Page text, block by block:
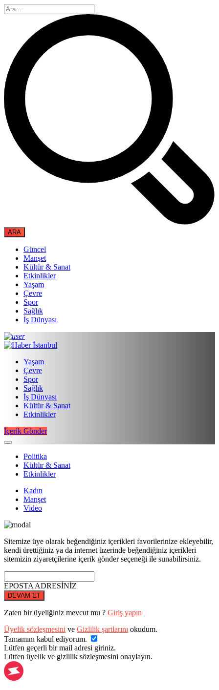
Güncel
Manşet
Kültür & Sanat
Etkinlikler
Yaşam
Çevre
Spor
Sağlık
İş Dünyası
Yaşam
Çevre
Spor
Sağlık
İş Dünyası
Kültür & Sanat
Etkinlikler
İçerik Gönder
Politika
Kültür & Sanat
Etkinlikler
Kadın
Manşet
Video
Sitemize üye olarak beğendiğiniz içerikleri favorilerinize ekleyebilir,
kendi ürettiğiniz ya da internet üzerinde beğendiğiniz içerikleri
sitemizin ziyaretçilerine içerik gönder seçeneği ile sunabilirsiniz.
EPOSTA ADRESİNİZ
DEVAM ET
Zaten bir üyeliğiniz mevcut mu ? Giriş yapın
Üyelik sözleşmesini ve Gizlilik şartlarını okudum.
Tamamını kabul ediyorum.
Lütfen geçerli bir mail adresi giriniz.
Lütfen üyelik ve gizlilik sözleşmesini onaylayın.